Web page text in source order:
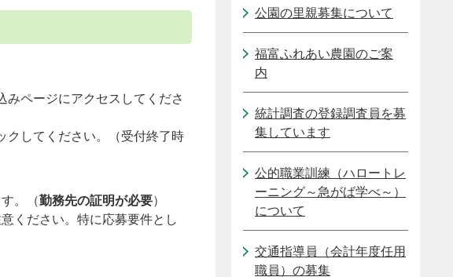
みページにアクセスしてくださ
クしてください。（受付終了時
。（勤務先の証明が必要）
ください。特に応募要件とし
公園の里親募集について
福富ふれあい農園のご案
内
統計調査の登録調査員を募
集しています
公的職業訓練（ハロートレ
ーニング～急がば学べ～）
について
交通指導員（会計年度任用
職員）の募集